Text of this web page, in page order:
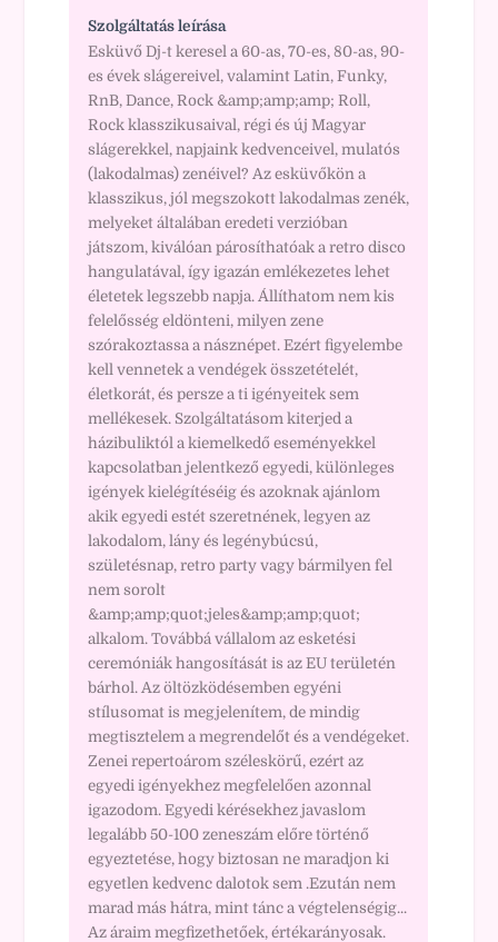
Szolgáltatás leírása
Esküvő Dj-t keresel a 60-as, 70-es, 80-as, 90-
es évek slágereivel, valamint Latin, Funky,
RnB, Dance, Rock &amp;amp;amp; Roll,
Rock klasszikusaival, régi és új Magyar
slágerekkel, napjaink kedvenceivel, mulatós
(lakodalmas) zenéivel? Az esküvőkön a
klasszikus, jól megszokott lakodalmas zenék,
melyeket általában eredeti verzióban
játszom, kiválóan párosíthatóak a retro disco
hangulatával, így igazán emlékezetes lehet
életetek legszebb napja. Állíthatom nem kis
felelősség eldönteni, milyen zene
szórakoztassa a násznépet. Ezért figyelembe
kell vennetek a vendégek összetételét,
életkorát, és persze a ti igényeitek sem
mellékesek. Szolgáltatásom kiterjed a
házibuliktól a kiemelkedő eseményekkel
kapcsolatban jelentkező egyedi, különleges
igények kielégítéséig és azoknak ajánlom
akik egyedi estét szeretnének, legyen az
lakodalom, lány és legénybúcsú,
születésnap, retro party vagy bármilyen fel
nem sorolt
&amp;amp;quot;jeles&amp;amp;quot;
alkalom. Továbbá vállalom az esketési
ceremóniák hangosítását is az EU területén
bárhol. Az öltözködésemben egyéni
stílusomat is megjelenítem, de mindig
megtisztelem a megrendelőt és a vendégeket.
Zenei repertoárom széleskörű, ezért az
egyedi igényekhez megfelelően azonnal
igazodom. Egyedi kérésekhez javaslom
legalább 50-100 zeneszám előre történő
egyeztetése, hogy biztosan ne maradjon ki
egyetlen kedvenc dalotok sem .Ezután nem
marad más hátra, mint tánc a végtelenségig...
Az áraim megfizethetőek, értékarányosak.